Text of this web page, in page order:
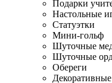
Подарки
Настольные
Статуэтки
Мини-гольф
Шуточные
Шуточные
Обереги